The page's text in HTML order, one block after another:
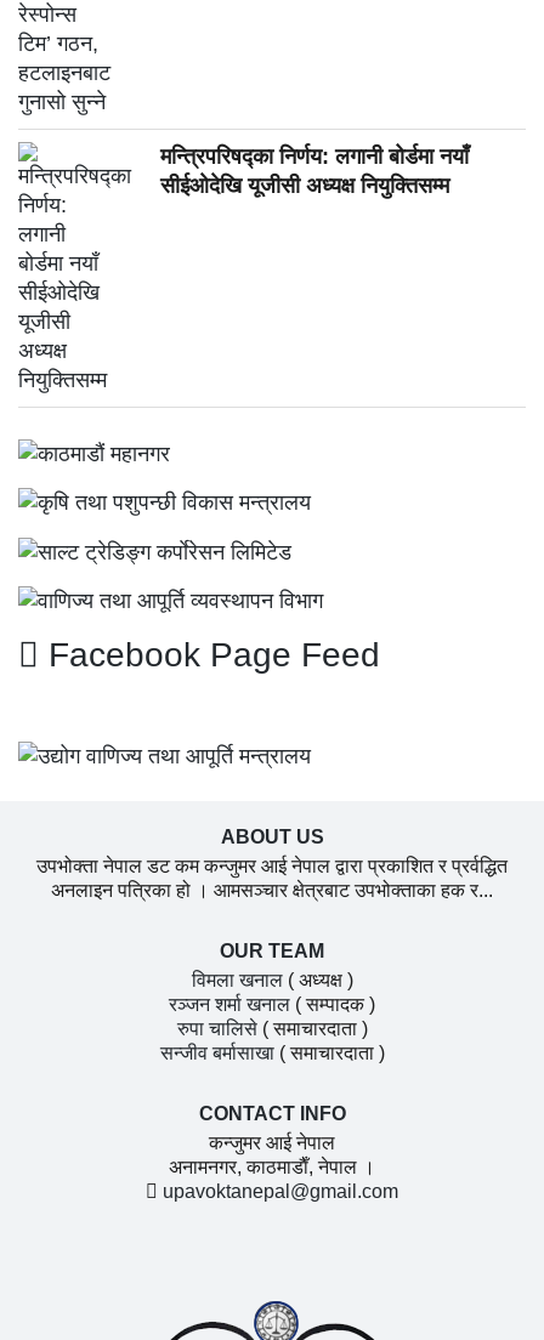
मन्त्रिपरिषद्का निर्णय: लगानी बोर्डमा नयाँ
सीईओदेखि यूजीसी अध्यक्ष नियुक्तिसम्म
Facebook Page Feed
ABOUT US
उपभोक्ता नेपाल डट कम कन्जुमर आई नेपाल द्वारा प्रकाशित र प्रर्वद्धित
अनलाइन पत्रिका हो । आमसञ्चार क्षेत्रबाट उपभोक्ताका हक र...
OUR TEAM
विमला खनाल( अध्यक्ष )
रञ्जन शर्मा खनाल ( सम्पादक )
रुपा चालिसे( समाचारदाता )
सन्जीव बर्मासाखा( समाचारदाता )
CONTACT INFO
कन्जुमर आई नेपाल
अनामनगर, काठमाडाैँ, नेपाल ।
upavoktanepal@gmail.com